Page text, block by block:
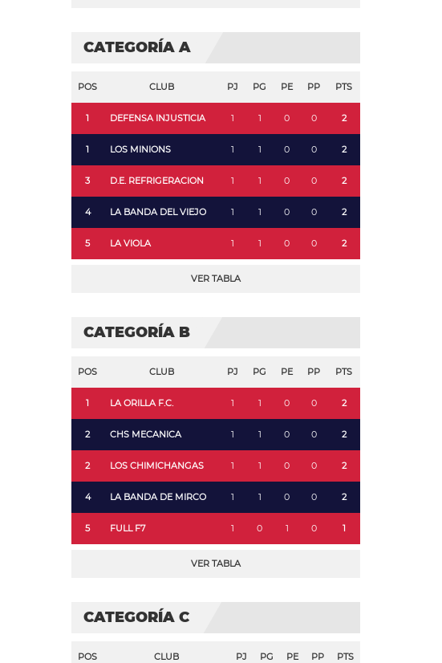
CATEGORÍA A
POS CLUB PJ PG PE PP PTS
1 DEFENSA INJUSTICIA 1 1 0 0 2
1 LOS MINIONS 1 1 0 0 2
3 D.E. REFRIGERACION 1 1 0 0 2
4 LA BANDA DEL VIEJO 1 1 0 0 2
5 LA VIOLA 1 1 0 0 2
VER TABLA
CATEGORÍA B
POS CLUB PJ PG PE PP PTS
1 LA ORILLA F.C. 1 1 0 0 2
2 CHS MECANICA 1 1 0 0 2
2 LOS CHIMICHANGAS 1 1 0 0 2
4 LA BANDA DE MIRCO 1 1 0 0 2
5 FULL F7 1 0 1 0 1
VER TABLA
CATEGORÍA C
POS CLUB PJ PG PE PP PTS